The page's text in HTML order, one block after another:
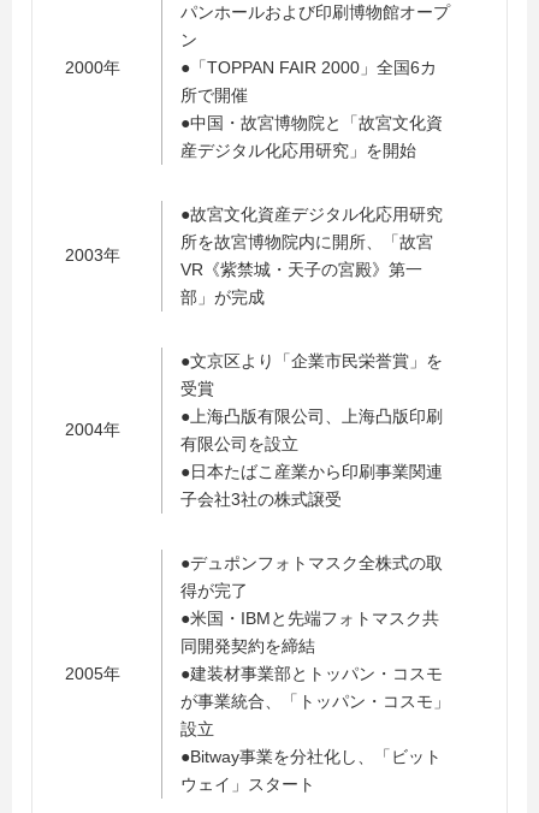
2000年
パンホールおよび印刷博物館オープ
ン
●「TOPPAN FAIR 2000」全国6カ
所で開催
●中国・故宮博物院と「故宮文化資
産デジタル化応用研究」を開始
2003年
●故宮文化資産デジタル化応用研究
所を故宮博物院内に開所、「故宮
VR《紫禁城・天子の宮殿》第一
部」が完成
2004年
●文京区より「企業市民栄誉賞」を
受賞
●上海凸版有限公司、上海凸版印刷
有限公司を設立
●日本たばこ産業から印刷事業関連
子会社3社の株式譲受
2005年
●デュポンフォトマスク全株式の取
得が完了
●米国・IBMと先端フォトマスク共
同開発契約を締結
●建装材事業部とトッパン・コスモ
が事業統合、「トッパン・コスモ」
設立
●Bitway事業を分社化し、「ビット
ウェイ」スタート